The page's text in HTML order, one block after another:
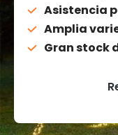
Asistencia
Amplia
Gran stock